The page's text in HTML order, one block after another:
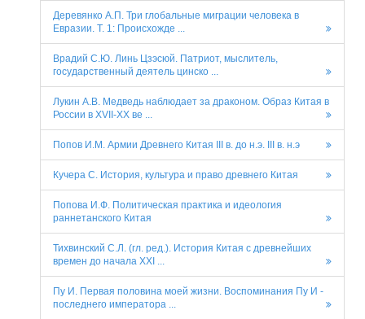
Деревянко А.П. Три глобальные миграции человека в
Евразии. Т. 1: Происхожде ...
Врадий С.Ю. Линь Цзэсюй. Патриот, мыслитель,
государственный деятель цинско ...
Лукин А.В. Медведь наблюдает за драконом. Образ Китая в
России в XVII-XX ве ...
Попов И.М. Армии Древнего Китая III в. до н.э. III в. н.э
Кучера С. История, культура и право древнего Китая
Попова И.Ф. Политическая практика и идеология
раннетанского Китая
Тихвинский С.Л. (гл. ред.). История Китая с древнейших
времен до начала XXI ...
Пу И. Первая половина моей жизни. Воспоминания Пу И -
последнего императора ...